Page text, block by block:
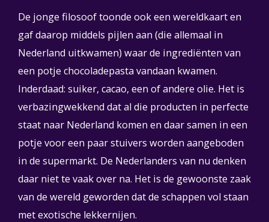
De jonge filosoof toonde ook een wereldkaart en
gaf daarop middels pijlen aan (die allemaal in
Nederland uitkwamen) waar de ingrediënten van
een potje chocoladepasta vandaan kwamen.
Inderdaad: suiker, cacao, een of andere olie. Het is
verbazingwekkend dat al die producten in perfecte
staat naar Nederland komen en daar samen in een
potje voor een paar stuivers worden aangeboden
in de supermarkt. De Nederlanders van nu denken
daar niet te vaak over na. Het is de gewoonste zaak
van de wereld geworden dat de schappen vol staan
met exotische lekkernijen.